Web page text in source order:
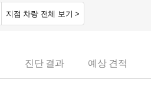
지점 차량 전체 보기 >
진단 결과 예상 견적